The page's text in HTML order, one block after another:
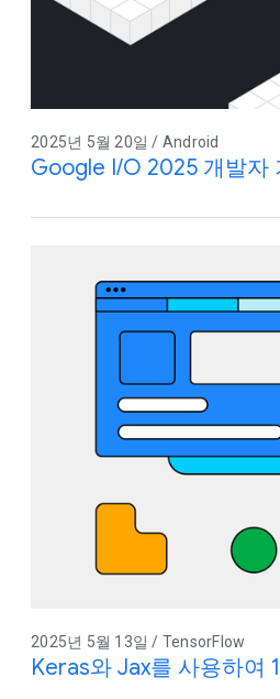
2025년 5월 20일 / Android
Google I/O 2025 개발자
2025년 5월 13일 / TensorFlow
Keras와 Jax를 사용하여